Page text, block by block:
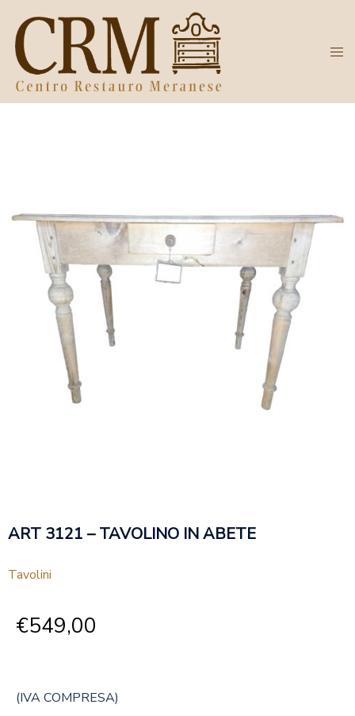
ART 3121 – TAVOLINO IN ABETE
Tavolini
€549,00
(IVA COMPRESA)